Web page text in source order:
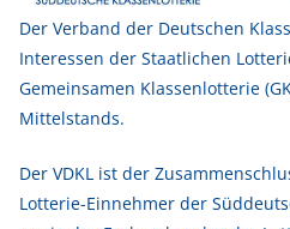
Der Verband der Deutschen
Interessen der Staatlichen
Gemeinsamen Klassenlotterie
Mittelstands.
Der VDKL ist der
Lotterie-Einnehmer der